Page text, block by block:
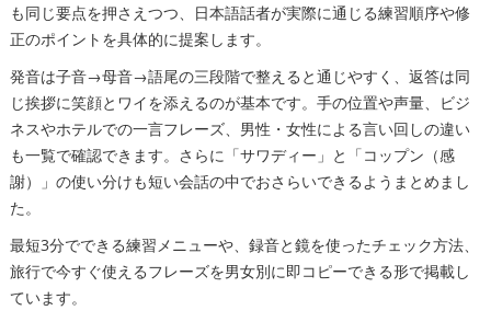
も同じ要点を押さえつつ、日本語話者が実際に通じる練習順序や修
正のポイントを具体的に提案します。
発音は子音→母音→語尾の三段階で整えると通じやすく、返答は同
じ挨拶に笑顔とワイを添えるのが基本です。手の位置や声量、ビジ
ネスやホテルでの一言フレーズ、男性・女性による言い回しの違い
も一覧で確認できます。さらに「サワディー」と「コップン（感
謝）」の使い分けも短い会話の中でおさらいできるようまとめまし
た。
最短3分でできる練習メニューや、録音と鏡を使ったチェック方法、
旅行で今すぐ使えるフレーズを男女別に即コピーできる形で掲載し
ています。